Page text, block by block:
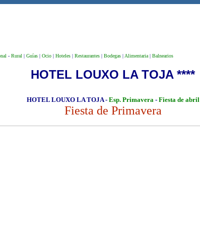
- Rural | Guías | Ocio | Hoteles | Restaurantes | Bodegas | Alimentaria | Balnearios
HOTEL LOUXO LA TOJA ****
HOTEL LOUXO LA TOJA- Esp. Primavera- Fiesta de abril
Fiesta de Primavera